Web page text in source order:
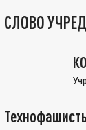
СЛОВО